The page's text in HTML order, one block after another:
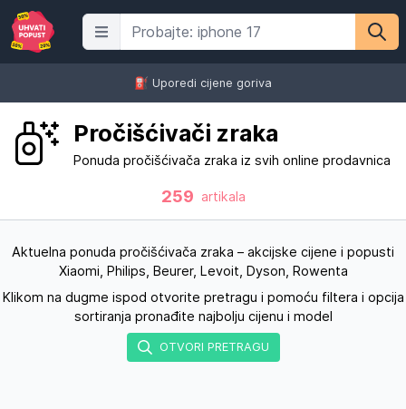
⛽️ Uporedi cijene goriva
Pročišćivači zraka
Ponuda pročišćivača zraka iz svih online prodavnica
259 artikala
Aktuelna ponuda pročišćivača zraka – akcijske cijene i popusti
Xiaomi, Philips, Beurer, Levoit, Dyson, Rowenta
Klikom na dugme ispod otvorite pretragu i pomoću filtera i opcija
sortiranja pronađite najbolju cijenu i model
OTVORI PRETRAGU